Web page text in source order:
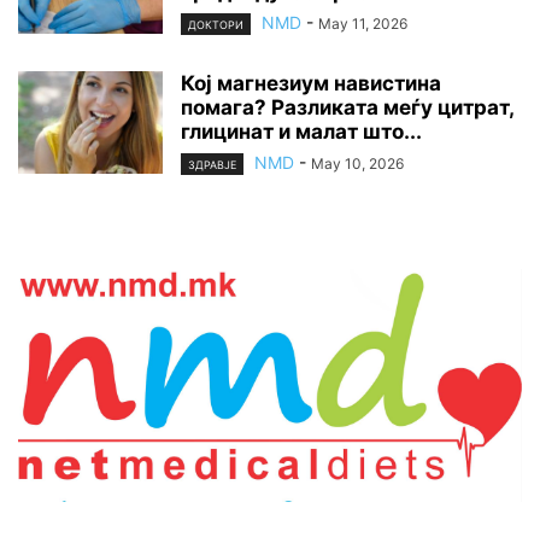
ДОКТОРИ NMD - May 11, 2026
Кој магнезиум навистина
помага? Разликата меѓу цитрат,
глицинат и малат што...
ЗДРАВЈЕ NMD - May 10, 2026